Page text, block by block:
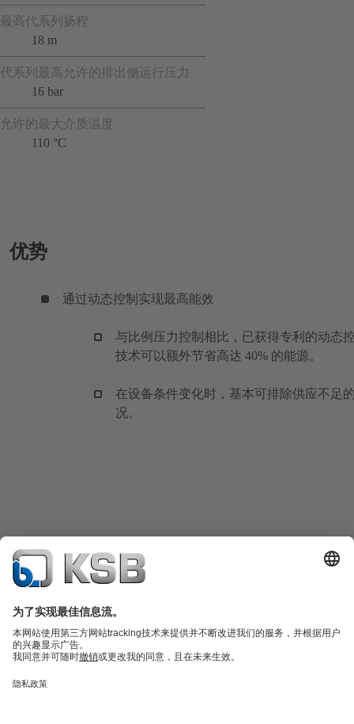
最高代系列扬程
18 m
代系列最高允许的排出侧运行压力
16 bar
允许的最大介质温度
110 °C
优势
通过动态控制实现最高能效
与比例压力控制相比，已获得专利的动态
技术可以额外节省高达 40% 的能源。
在设备条件变化时，基本可排除供应不足
况。